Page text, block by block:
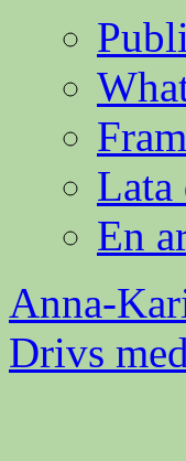
Lata
En
Anna-
Drivs